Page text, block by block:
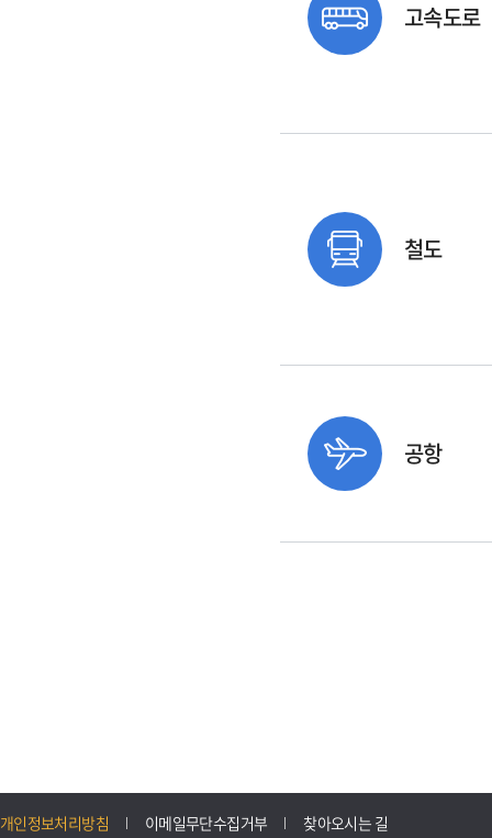
고속도로
철도
공항
개인정보처리방침 이메일무단수집거부 찾아오시는 길